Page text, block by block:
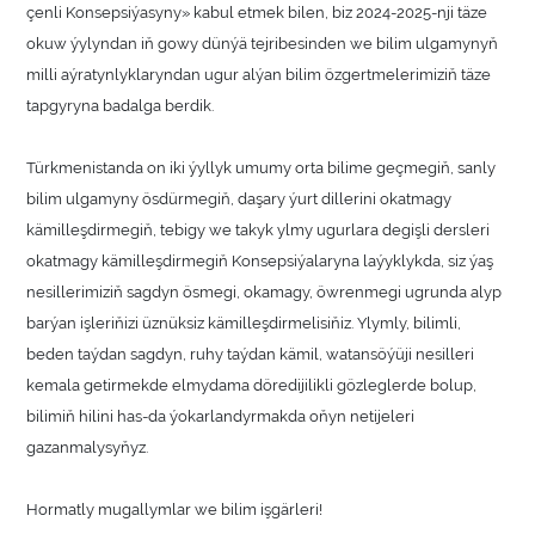
çenli Konsepsiýasyny» kabul etmek bilen, biz 2024-2025-nji täze
okuw ýylyndan iň gowy dünýä tejribesinden we bilim ulgamynyň
milli aýratynlyklaryndan ugur alýan bilim özgertmelerimiziň täze
tapgyryna badalga berdik.
Türkmenistanda on iki ýyllyk umumy orta bilime geçmegiň, sanly
bilim ulgamyny ösdürmegiň, daşary ýurt dillerini okatmagy
kämilleşdirmegiň, tebigy we takyk ylmy ugurlara degişli dersleri
okatmagy kämilleşdirmegiň Konsepsiýalaryna laýyklykda, siz ýaş
nesillerimiziň sagdyn ösmegi, okamagy, öwrenmegi ugrunda alyp
barýan işleriňizi üznüksiz kämilleşdirmelisiňiz. Ylymly, bilimli,
beden taýdan sagdyn, ruhy taýdan kämil, watansöýüji nesilleri
kemala getirmekde elmydama döredijilikli gözleglerde bolup,
bilimiň hilini has-da ýokarlandyrmakda oňyn netijeleri
gazanmalysyňyz.
Hormatly mugallymlar we bilim işgärleri!